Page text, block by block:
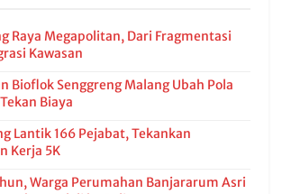
Raya Megapolitan, Dari Fragmentasi
Kawasan
Bioflok Senggreng Malang Ubah Pola
Biaya
Lantik 166 Pejabat, Tekankan
Kerja 5K
Warga Perumahan Banjararum Asri